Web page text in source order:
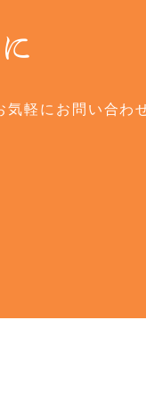
軽にお問い合わ